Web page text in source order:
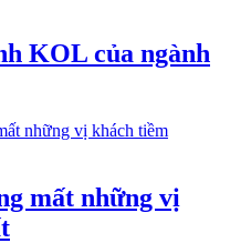
KOL của ngành
mất những vị